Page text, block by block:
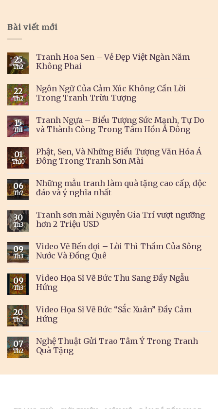
Bài viết mới
25
Th2
Tranh Hoa Sen – Vẻ Đẹp Việt Ngàn Năm
Không Phai
22
Th2
Ngôn Ngữ Của Cảm Xúc Không Cần Lời
Trong Tranh Trừu Tượng
15
Th1
Tranh Ngựa – Biểu Tượng Sức Mạnh, Tự Do
và Thành Công Trong Tâm Hồn Á Đông
01
Th10
Phật, Sen, Và Những Biểu Tượng Văn Hóa Á
Đông Trong Tranh Sơn Mài
06
Th7
Những mẫu tranh làm quà tặng cao cấp, độc
đáo và ý nghĩa nhất
30
Th3
Tranh sơn mài Nguyễn Gia Trí vượt ngưỡng
hơn 2 Triệu USD
09
Th3
Video Vẽ Bến đợi – Lời Thì Thầm Của Sông
Nước Và Đồng Quê
09
Th3
Video Họa Sĩ Vẽ Bức Thu Sang Đầy Ngẫu
Hứng
20
Th2
Video Họa Sĩ Vẽ Bức “Sắc Xuân” Đầy Cảm
Hứng
07
Th2
Nghệ Thuật Gửi Trao Tâm Ý Trong Tranh
Quà Tặng